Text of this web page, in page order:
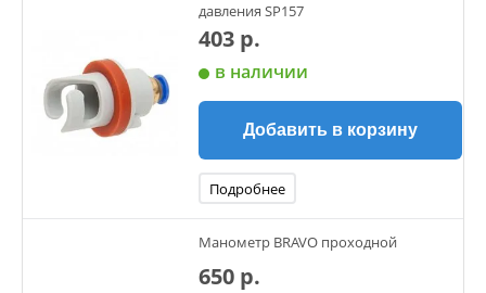
давления SP157
403 р.
в наличии
Добавить в корзину
Подробнее
Манометр BRAVO проходной
650 р.